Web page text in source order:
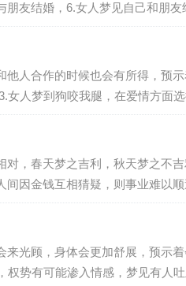
友结婚，6.女人梦见自己和朋友
人合作的时候也会有所得，预
，春天梦之吉利，秋天梦之不吉
因金钱互相猜疑，则事业难以顺
光顾，身体会更加舒展，预示